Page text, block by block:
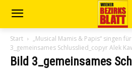
Start „Musical Mamis & Papis“ singen
3_gemeinsames Schlusslied_copyr Alek
Bild 3_gemeinsames